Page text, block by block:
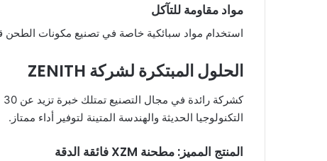
مواد مقاومة للتآكل
استخدام مواد سبائكية خاصة في تصنيع مكونات الطحن قد زاد من عمر المعدات بمقدار 3 إلى 5 أضعاف،
الحلول المبتكرة لشركة ZENITH
التكنولوجيا الحديثة والهندسة المتينة لتوفير أداء ممتاز.
المنتج المميز: مطحنة XZM فائقة الدقة